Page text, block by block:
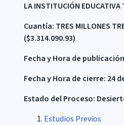
LA INSTITUCIÓN EDUCATIVA
Cuantía: TRES MILLONES
($3.314.090.93)
Fecha y Hora de
Fecha y Hora de cierre: 24
Estado del Proceso:
Estudios Previos